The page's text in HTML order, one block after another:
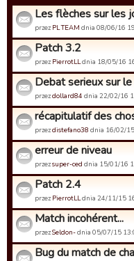
Les flèches sur les
przez PL TEAM dnia 08/06/16
Patch 3.2
przez PierrotLLdnia 18/05/16
Debat serieux sur
przezdollard84 dnia 22/02/16
récapitulatif des
przezdistefano38 dnia 16/02/
erreur de niveau
przezsuper-ced dnia 15/01/16
Patch 2.4
przez PierrotLLdnia 24/11/15
Match incohérent...
przezSeldon-dnia 05/07/15
Bug du match de